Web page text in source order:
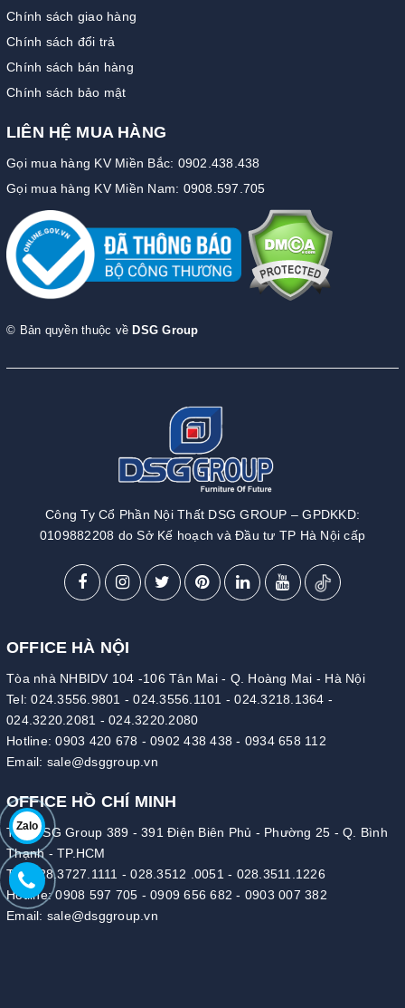
Zalo
Chính sách giao hàng
Chính sách đổi trả
Chính sách bán hàng
Chính sách bảo mật
LIÊN HỆ MUA HÀNG
Gọi mua hàng KV Miền Bắc: 0902.438.438
Gọi mua hàng KV Miền Nam: 0908.597.705
© Bản quyền thuộc về DSG Group
Công Ty Cổ Phần Nội Thất DSG GROUP – GPDKKD:
0109882208 do Sở Kế hoạch và Đầu tư TP Hà Nội cấp
OFFICE HÀ NỘI
Tòa nhà NHBIDV 104 -106 Tân Mai - Q. Hoàng Mai - Hà Nội
Tel:024.3556.9801 -024.3556.1101 -024.3218.1364 -
024.3220.2081 - 024.3220.2080
Hotline:0903 420 678 - 0902 438 438 - 0934 658 112
Email: sale@dsggroup.vn
OFFICE HỒ CHÍ MINH
Tòa DSG Group 389 - 391 Điện Biên Phủ - Phường 25 - Q. Bình
Thạnh - TP.HCM
Tel:
028.3727.1111 -028.3512 .0051 - 028.3511.1226
Hotline:0908 597 705 - 0909 656 682 - 0903 007 382
Email: sale@dsggroup.vn